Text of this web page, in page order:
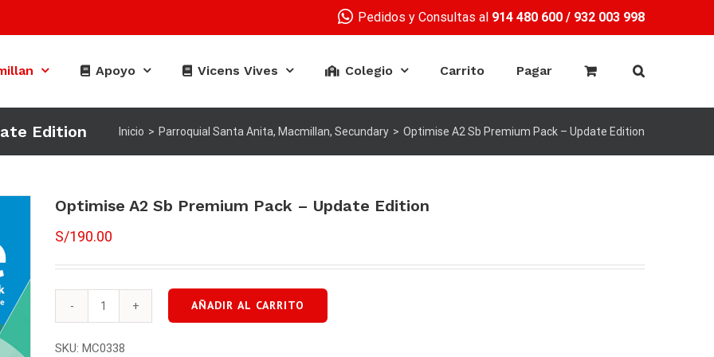
Pedidos y Consultas al 914 480 600 / 932 003 998
Apoyo Vicens Vives Colegio Carrito Pagar
Edition Inicio > Parroquial Santa Anita, Macmillan, Secundary > Optimise A2 Sb Premium Pack – Update Edition
Optimise A2 Sb Premium Pack – Update Edition
S/190.00
Optimise
AÑADIR AL CARRITO
SKU: MC0338